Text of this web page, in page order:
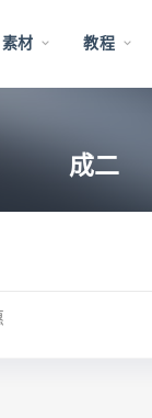
素材 教程
成二